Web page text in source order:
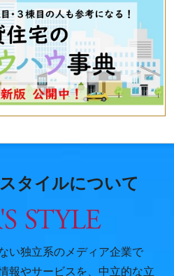
タイルについて
い独立系のメディア企業で
報やサービスを、中立的な立